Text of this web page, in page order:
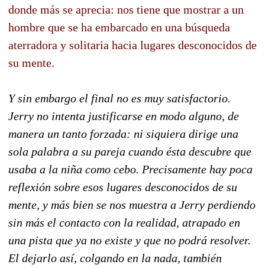
donde más se aprecia: nos tiene que mostrar a un
hombre que se ha embarcado en una búsqueda
aterradora y solitaria hacia lugares desconocidos de
su mente.
Y sin embargo el final no es muy satisfactorio.
Jerry no intenta justificarse en modo alguno, de
manera un tanto forzada: ni siquiera dirige una
sola palabra a su pareja cuando ésta descubre que
usaba a la niña como cebo. Precisamente hay poca
reflexión sobre esos lugares desconocidos de su
mente, y más bien se nos muestra a Jerry perdiendo
sin más el contacto con la realidad, atrapado en
una pista que ya no existe y que no podrá resolver.
El dejarlo así, colgando en la nada, también